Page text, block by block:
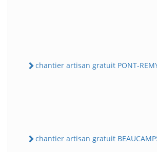
chantier artisan gratuit PONT-
chantier artisan gratuit